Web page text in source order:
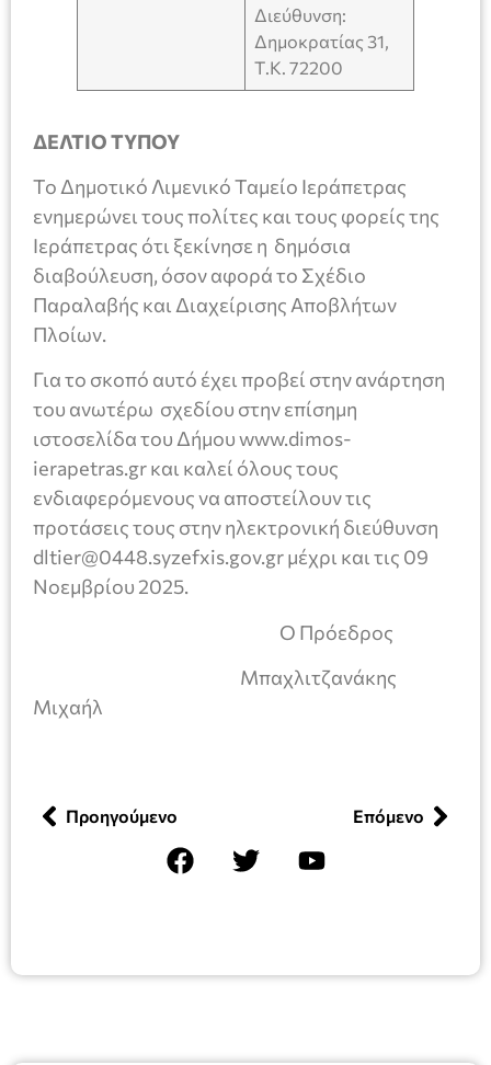
Διεύθυνση:
Δημοκρατίας 31,
Τ.Κ. 72200
ΔΕΛΤΙΟ ΤΥΠΟΥ
Το Δημοτικό Λιμενικό Ταμείο Ιεράπετρας
ενημερώνει τους πολίτες και τους φορείς της
Ιεράπετρας ότι ξεκίνησε η δημόσια
διαβούλευση, όσον αφορά το Σχέδιο
Παραλαβής και Διαχείρισης Αποβλήτων
Πλοίων.
Για το σκοπό αυτό έχει προβεί στην ανάρτηση
του ανωτέρω σχεδίου στην επίσημη
ιστοσελίδα του Δήμου www.dimos-
ierapetras.gr και καλεί όλους τους
ενδιαφερόμενους να αποστείλουν τις
προτάσεις τους στην ηλεκτρονική διεύθυνση
dltier@0448.syzefxis.gov.gr μέχρι και τις 09
Νοεμβρίου 2025.
Ο Πρόεδρος
Μπαχλιτζανάκης
Μιχαήλ
Προηγούμενο Επόμενο